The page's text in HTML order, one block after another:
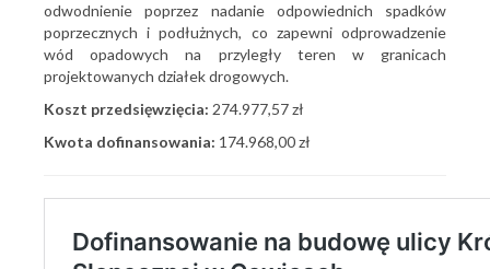
odwodnienie poprzez nadanie odpowiednich spadków
poprzecznych i podłużnych, co zapewni odprowadzenie
wód opadowych na przyległy teren w granicach
projektowanych działek drogowych.
Koszt przedsięwzięcia: 274.977,57 zł
Kwota dofinansowania: 174.968,00 zł